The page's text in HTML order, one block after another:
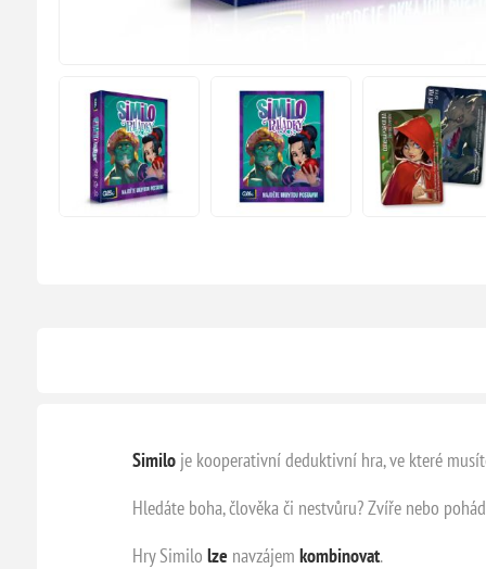
Similoje kooperativní deduktivní hra, ve které
Hledáte boha, člověka či nestvůru? Zvíře nebo
Hry Similo lze navzájem kombinovat.